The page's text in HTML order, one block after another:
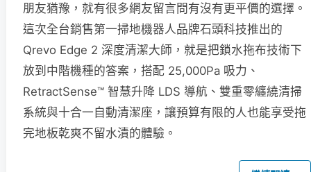
朋友猶豫，就有很多網友留言問有沒有更平價的選擇。
這次全台銷售第一掃地機器人品牌石頭科技推出的
Qrevo Edge 2 深度清潔大師，就是把鎖水拖布技術下
放到中階機種的答案，搭配 25,000Pa 吸力、
RetractSense™ 智慧升降 LDS 導航、雙重零纏繞清掃
系統與十合一自動清潔座，讓預算有限的人也能享受拖
完地板乾爽不留水漬的體驗。